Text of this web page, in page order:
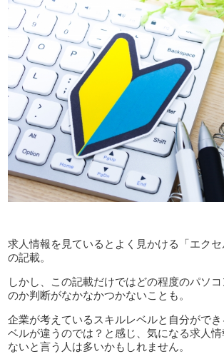
求人情報を見ているとよく見かける「エクセ
の記載。
しかし、この記載だけではどの程度のパソ
のか判断がなかなかつかないことも。
企業が考えているスキルレベルと自分がで
ベルが違うのでは？と感じ、気になる求人
ないと言う人は多いかもしれません。